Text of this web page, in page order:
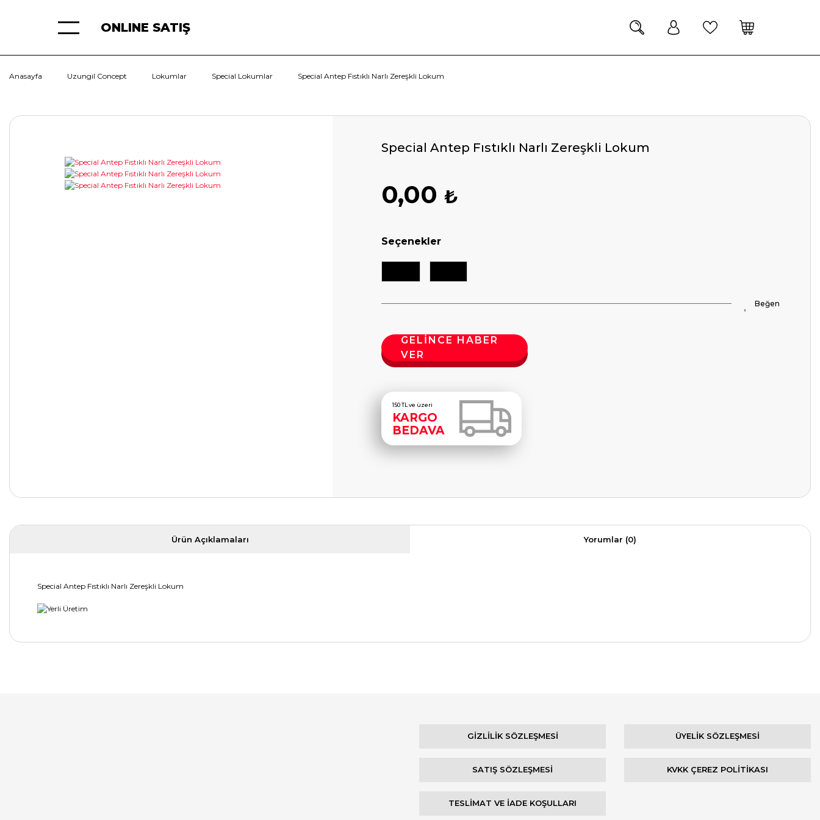
ONLINE SATIŞ
Anasayfa Uzungil Concept Lokumlar Special Lokumlar Special Antep Fıstıklı Narlı Zereşkli Lokum
Special Antep Fıstıklı Narlı Zereşkli Lokum
0,00₺
Seçenekler
GELİNCE HABER
VER
150 TL ve üzeri
KARGO
BEDAVA
Ürün Açıklamaları Yorumlar (0)
Special Antep Fıstıklı Narlı Zereşkli Lokum
GİZLİLİK SÖZLEŞMESİ ÜYELİK SÖZLEŞMESİ
SATIŞ SÖZLEŞMESİ KVKK ÇEREZ POLİTİKASI
TESLİMAT VE İADE KOŞULLARI